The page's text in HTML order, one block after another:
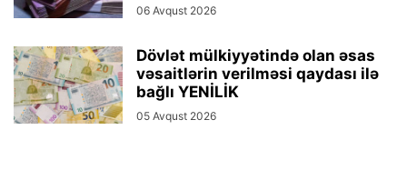
06 Avqust 2026
Dövlət mülkiyyətində olan əsas
vəsaitlərin verilməsi qaydası ilə
bağlı YENİLİK
05 Avqust 2026